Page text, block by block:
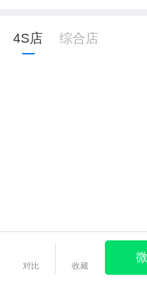
4S店 综合店
对比 收藏